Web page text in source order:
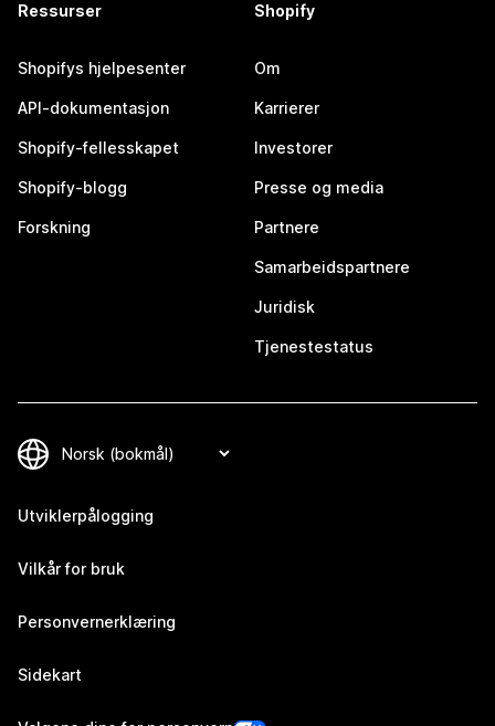
Ressurser
Shopifys hjelpesenter
API-dokumentasjon
Shopify-fellesskapet
Shopify-blogg
Forskning
Shopify
Om
Karrierer
Investorer
Presse og media
Partnere
Samarbeidspartnere
Juridisk
Tjenestestatus
Utviklerpålogging
Vilkår for bruk
Personvernerklæring
Sidekart